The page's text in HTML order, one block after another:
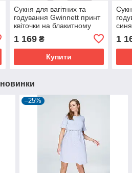
Сукня для вагітних та
годування Gwinnett принт
квіточки на блакитному
1 169₴
Купити
синя
1
новинки
–25%